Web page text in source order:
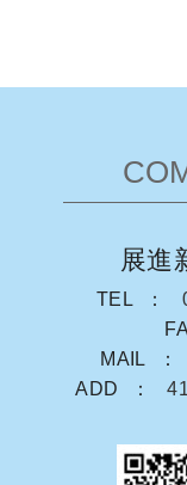
捲口烤杯
防油墊盤紙
淋膜紙(L袋/
瑞士捲紙 (
牛卡紙托
展進
TEL
MAIL
ADD